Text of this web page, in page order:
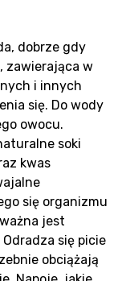
dobrze gdy
zawierająca w
i innych
się. Do wody
owocu.
soki
kwas
się organizmu
jest
się picie
obciążają